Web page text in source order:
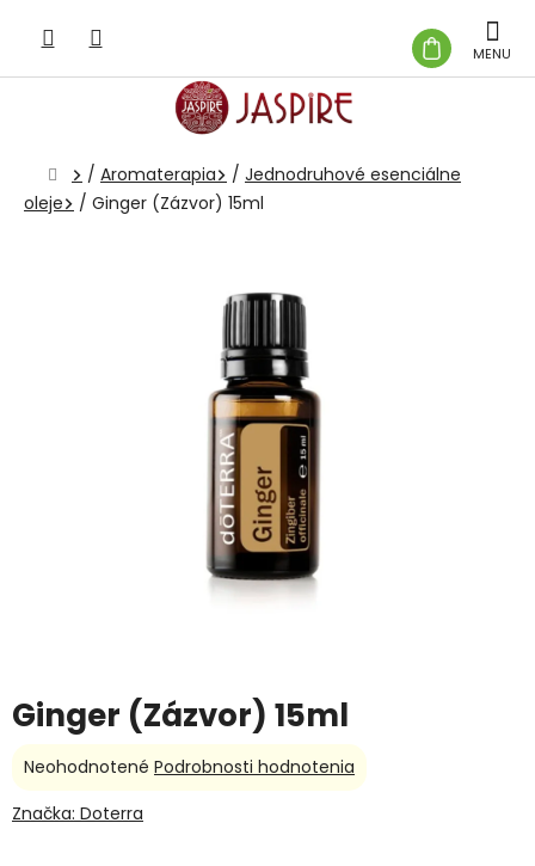
obsah
KOŠÍK
Domov
/ Aromaterapia / Jednodruhové esenciálne
oleje
/ Ginger (Zázvor) 15ml
Ginger (Zázvor) 15ml
Priemerné
produktu
Neohodnotené Podrobnosti hodnotenia
Značka: Doterra